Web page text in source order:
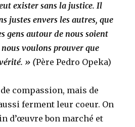
exister sans la justice. Il
justes envers les autres, que
gens autour de nous soient
nous voulons prouver que
» (Père Pedro Opeka)
de compassion, mais de
ferment leur coeur. On
d’œuvre bon marché et